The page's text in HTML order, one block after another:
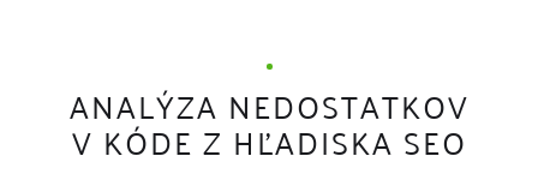
ANALÝZA NEDOSTATKOV
V KÓDE Z HĽADISKA SEO